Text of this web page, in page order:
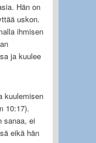
Hän on
uskon.
ihmisen
ja kuulee
kuulemisen
10:17).
sanaa, ei
eikä hän